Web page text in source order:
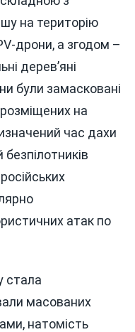
на територію
дрони, а згодом –
дерев’яні
були замасковані
на
час дахи
безпілотників
атак по
стала
масованих
натомість